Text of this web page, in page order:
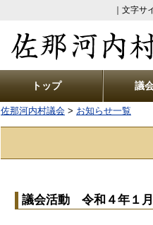
｜文字サ
トップ 議
佐那河内村議会 > お知らせ一覧
議会活動 令和４年１